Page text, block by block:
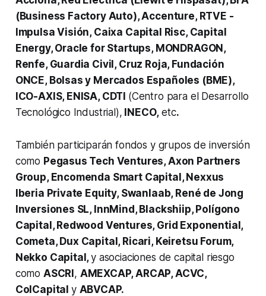
(Business Factory Auto), Accenture, RTVE -
Impulsa Visión, Caixa Capital Risc, Capital
Energy, Oracle for Startups, MONDRAGON,
Renfe, Guardia Civil, Cruz Roja, Fundación
ONCE, Bolsas y Mercados Españoles (BME),
ICO-AXIS, ENISA, CDTI (Centro para el Desarrollo
Tecnológico Industrial), INECO,etc.
También participarán fondos y grupos de inversión
como Pegasus Tech Ventures, Axon Partners
Group, Encomenda Smart Capital, Nexxus
Iberia Private Equity, Swanlaab, René de Jong
Inversiones SL, InnMind, Blackshiip, Polígono
Capital, Redwood Ventures, Grid Exponential,
Cometa, Dux Capital, Ricari, Keiretsu Forum,
Nekko Capital,y asociaciones de capital riesgo
como ASCRI, AMEXCAP, ARCAP, ACVC,
ColCapital y ABVCAP.